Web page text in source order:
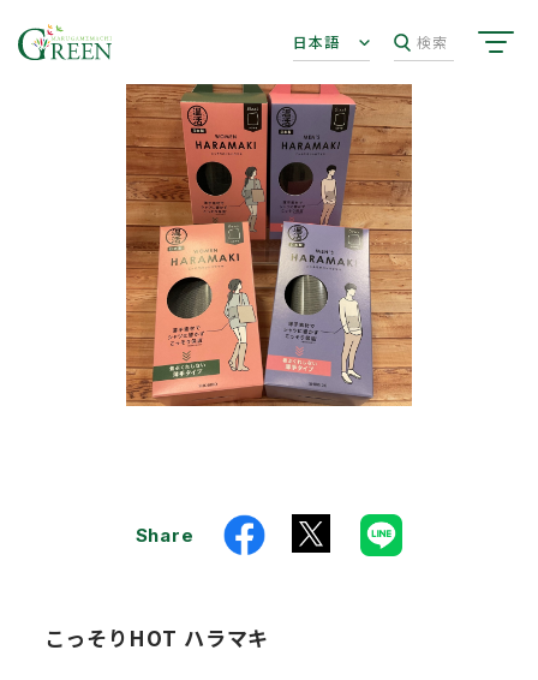
日本語 検索
Share
こっそりHOT ハラマキ